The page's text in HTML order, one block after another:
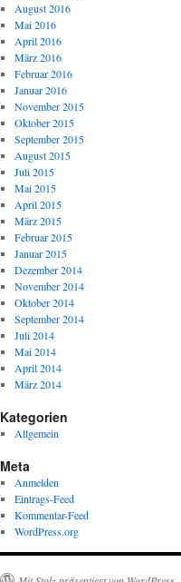
August 2016
Mai 2016
April 2016
März 2016
Februar 2016
Januar 2016
November 2015
Oktober 2015
September 2015
August 2015
Juli 2015
Mai 2015
April 2015
März 2015
Februar 2015
Januar 2015
Dezember 2014
November 2014
Oktober 2014
September 2014
Juli 2014
Mai 2014
April 2014
März 2014
Kategorien
Allgemein
Meta
Anmelden
Eintrags-Feed
Kommentar-Feed
WordPress.org